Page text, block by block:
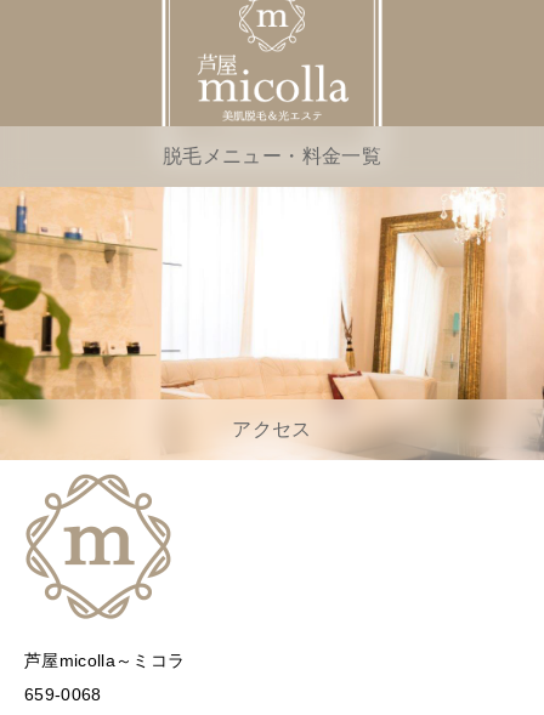
脱毛メニュー・料金一覧
アクセス
芦屋micolla～ミコラ
659-0068